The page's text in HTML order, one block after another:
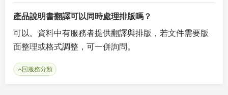
產品說明書翻譯可以同時處理排版嗎？
可以。資料中有服務者提供翻譯與排版，若文件需要版
面整理或格式調整，可一併詢問。
回服務分類